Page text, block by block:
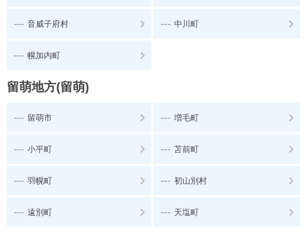
--- 音威子府村 --- 中川町
--- 幌加内町
留萌地方(留萌)
--- 留萌市 --- 増毛町
--- 小平町 --- 苫前町
--- 羽幌町 --- 初山別村
--- 遠別町 --- 天塩町